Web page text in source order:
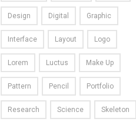
Design Digital Graphic
Interface Layout Logo
Lorem Luctus Make Up
Pattern Pencil Portfolio
Research Science Skeleton